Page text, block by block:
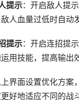
提示：开启敌人提
人血量过低时自动
提示：开启连招提
用技能，提高输出
界面设置优化方案
好地适应不同的战